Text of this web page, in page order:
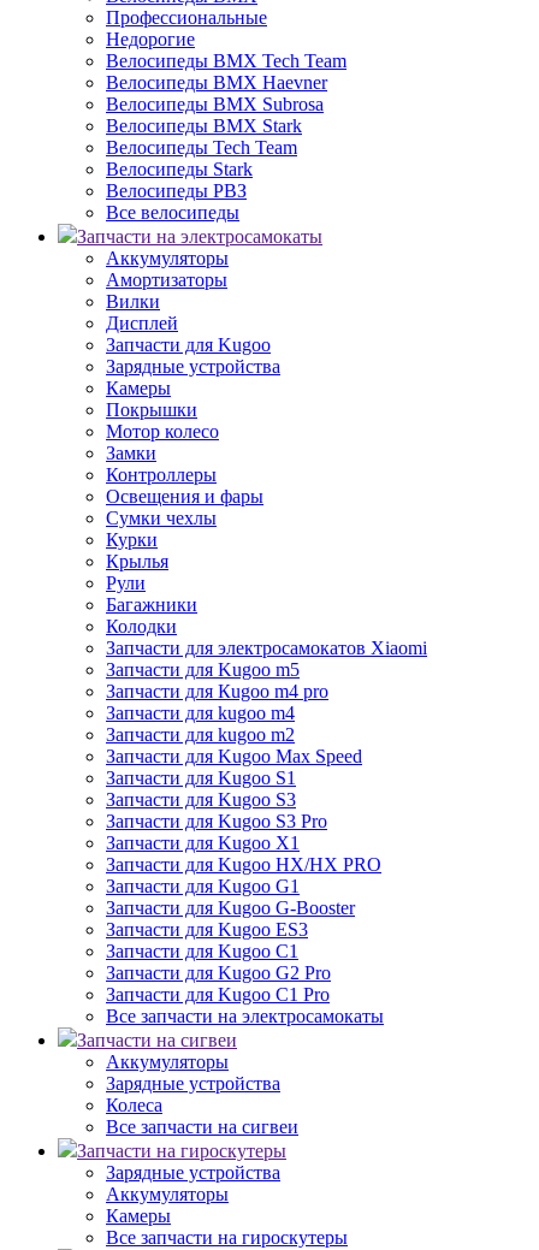
Профессиональные
Недорогие
Велосипеды BMX Tech Team
Велосипеды BMX Haevner
Велосипеды BMX Subrosa
Велосипеды BMX Stark
Велосипеды Tech Team
Велосипеды Stark
Велосипеды РВЗ
Все велосипеды
Запчасти на электросамокаты
Аккумуляторы
Амортизаторы
Вилки
Дисплей
Запчасти для Kugoo
Зарядные устройства
Камеры
Покрышки
Мотор колесо
Замки
Контроллеры
Освещения и фары
Сумки чехлы
Курки
Крылья
Рули
Багажники
Колодки
Запчасти для электросамокатов Xiaomi
Запчасти для Kugoo m5
Запчасти для Кugoo m4 pro
Запчасти для kugoo m4
Запчасти для kugoo m2
Запчасти для Kugoo Max Speed
Запчасти для Kugoo S1
Запчасти для Kugoo S3
Запчасти для Kugoo S3 Pro
Запчасти для Kugoo X1
Запчасти для Kugoo HX/HX PRO
Запчасти для Kugoo G1
Запчасти для Kugoo G-Booster
Запчасти для Kugoo ES3
Запчасти для Kugoo C1
Запчасти для Kugoo G2 Pro
Запчасти для Kugoo C1 Pro
Все запчасти на электросамокаты
Запчасти на сигвеи
Аккумуляторы
Зарядные устройства
Колеса
Все запчасти на сигвеи
Запчасти на гироскутеры
Зарядные устройства
Аккумуляторы
Камеры
Все запчасти на гироскутеры